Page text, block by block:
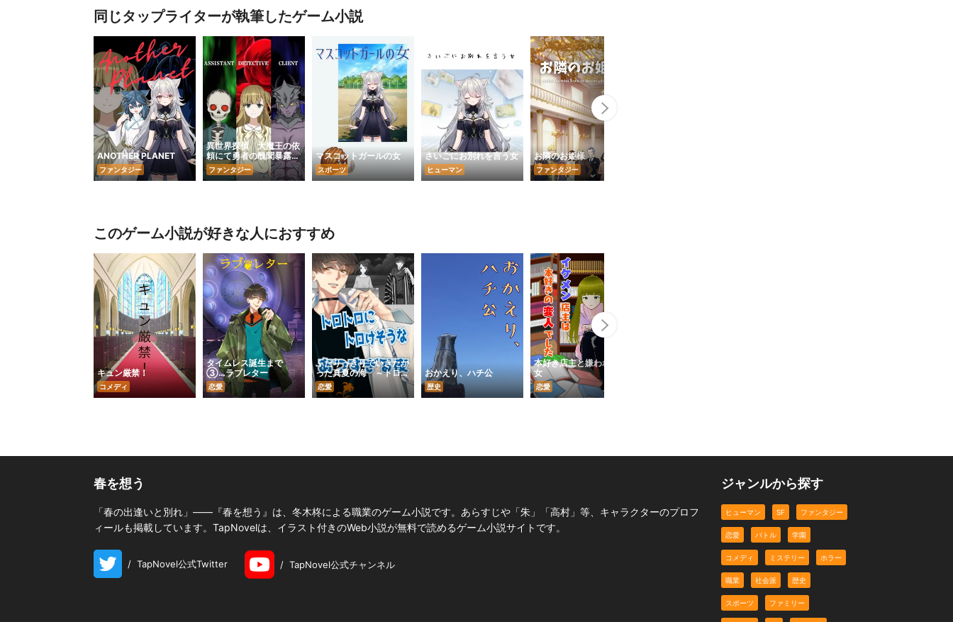
同じタップライターが執筆したゲーム小説
ANOTHER PLANET
ファンタジー
異世界探偵 大魔王の依
頼にて勇者の醜聞暴露
（スキャンダル）承りま
す！
ファンタジー
マスコットガールの女
スポーツ
さいごにお別れを言う女
ヒューマン
お隣のお姫様
ファンタジー
このゲーム小説が好きな人におすすめ
キュン厳禁！
コメディ
タイムレス誕生まで
③…ラブレター
恋愛
ふたりっきりでいきたか
った真夏の海 ～トロト
ロにトロけそうな あつ
すぎる夜～
恋愛
おかえり、ハチ公
歴史
本好き店主と嫌われた少
女
恋愛
春を想う
「春の出逢いと別れ」――『春を想う』は、冬木柊による職業のゲーム小説です。あらすじや「朱」「高村」等、キャラクターのプロフ
ィールも掲載しています。TapNovelは、イラスト付きのWeb小説が無料で読めるゲーム小説サイトです。
/ TapNovel公式Twitter / TapNovel公式チャンネル
ジャンルから探す
ヒューマン SF ファンタジー
恋愛 バトル 学園
コメディ ミステリー ホラー
職業 社会派 歴史
スポーツ ファミリー